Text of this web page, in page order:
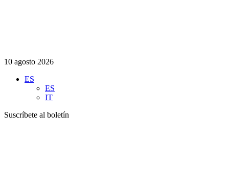
10 agosto 2026
ES
ES
IT
Suscríbete al boletín